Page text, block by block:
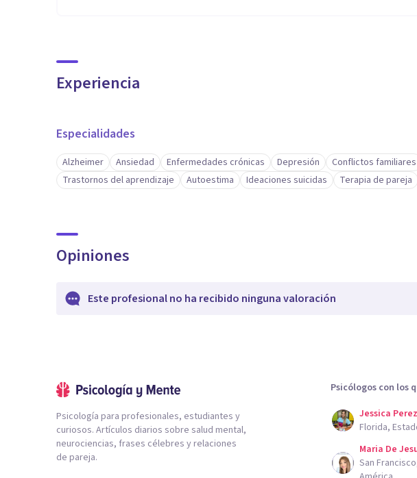
Experiencia
Especialidades
Alzheimer Ansiedad Enfermedades crónicas Depresión Conflictos familiares
Trastornos del aprendizaje
Autoestima Ideaciones suicidas Terapia de pareja
Opiniones
Este profesional no ha recibido ninguna valoración
Psicología para profesionales, estudiantes y
curiosos. Artículos diarios sobre salud mental,
neurociencias, frases célebres y relaciones
de pareja.
Psicólogos con los
Jessica
Florida,
Maria De
San